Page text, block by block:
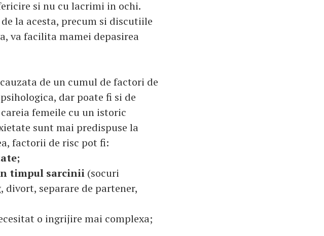
si nu cu lacrimi in ochi.
la acesta, precum si discutiile
va facilita mamei depasirea
de un cumul de factori de
dar poate fi si de
femeile cu un istoric
sunt mai predispuse la
factorii de risc pot fi:
timpul sarcinii (socuri
separare de partener,
o ingrijire mai complexa;